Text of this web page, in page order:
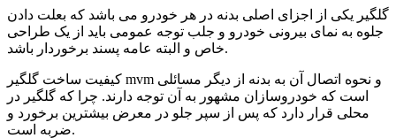
گلگیر یکی از اجزای اصلی بدنه در هر خودرو می باشد که بعلت دادن
جلوه به نمای بیرونی خودرو و جلب توجه عمومی باید از یک طراحی
خاص و البته عامه پسند برخوردار باشد.
کیفیت ساخت گلگیر mvm و نحوه اتصال آن به بدنه از دیگر مسائلی
است که خودروسازان مشهور به آن توجه دارند. چرا که گلگیر در
محلی قرار دارد که پس از سپر جلو در معرض بیشترین برخورد و
ضربه است.